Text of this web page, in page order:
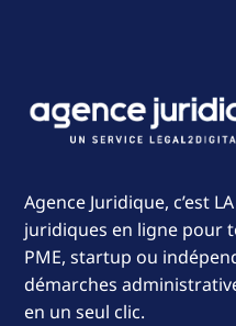
Agence Juridique, c’est
juridiques en ligne pour
PME, startup ou
démarches
en un seul clic.